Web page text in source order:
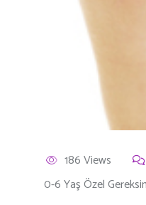
186 Views
0-6 Yaş Özel